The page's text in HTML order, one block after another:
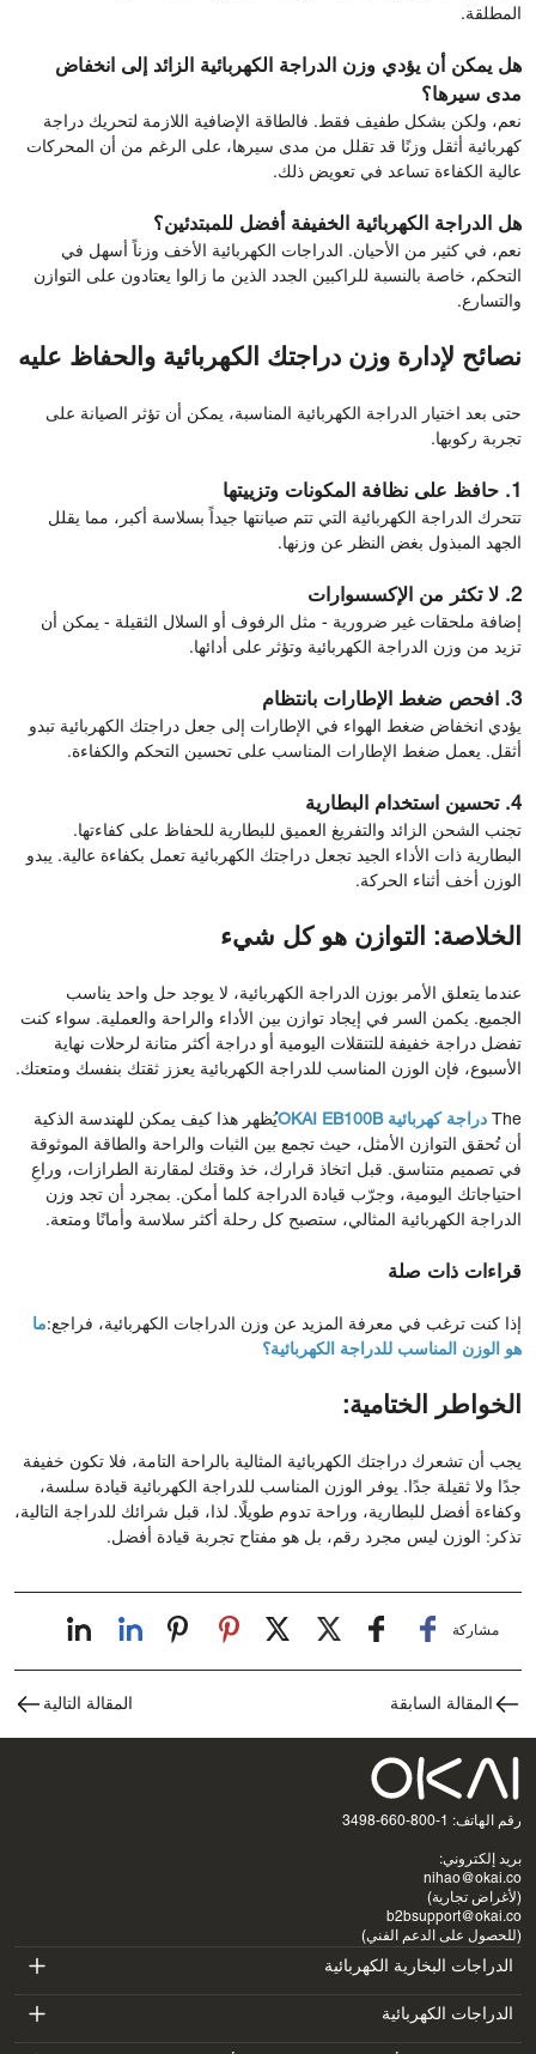
المطلقة.
هل يمكن أن يؤدي وزن الدراجة الكهربائية الزائد إلى انخفاض
مدى سيرها؟
نعم، ولكن بشكل طفيف فقط. فالطاقة الإضافية اللازمة لتحريك دراجة
كهربائية أثقل وزنًا قد تقلل من مدى سيرها، على الرغم من أن المحركات
عالية الكفاءة تساعد في تعويض ذلك.
هل الدراجة الكهربائية الخفيفة أفضل للمبتدئين؟
نعم، في كثير من الأحيان. الدراجات الكهربائية الأخف وزناً أسهل في
التحكم، خاصة بالنسبة للراكبين الجدد الذين ما زالوا يعتادون على التوازن
والتسارع.
نصائح لإدارة وزن دراجتك الكهربائية والحفاظ عليه
حتى بعد اختيار الدراجة الكهربائية المناسبة، يمكن أن تؤثر الصيانة على
تجربة ركوبها.
1. حافظ على نظافة المكونات وتزييتها
تتحرك الدراجة الكهربائية التي تتم صيانتها جيداً بسلاسة أكبر، مما يقلل
الجهد المبذول بغض النظر عن وزنها.
2. لا تكثر من الإكسسوارات
إضافة ملحقات غير ضرورية - مثل الرفوف أو السلال الثقيلة - يمكن أن
تزيد من وزن الدراجة الكهربائية وتؤثر على أدائها.
3. افحص ضغط الإطارات بانتظام
يؤدي انخفاض ضغط الهواء في الإطارات إلى جعل دراجتك الكهربائية تبدو
أثقل. يعمل ضغط الإطارات المناسب على تحسين التحكم والكفاءة.
4. تحسين استخدام البطارية
تجنب الشحن الزائد والتفريغ العميق للبطارية للحفاظ على كفاءتها.
البطارية ذات الأداء الجيد تجعل دراجتك الكهربائية تعمل بكفاءة عالية. يبدو
الوزن أخف أثناء الحركة.
الخلاصة: التوازن هو كل شيء
عندما يتعلق الأمر بوزن الدراجة الكهربائية، لا يوجد حل واحد يناسب
الجميع. يكمن السر في إيجاد توازن بين الأداء والراحة والعملية. سواء كنت
تفضل دراجة خفيفة للتنقلات اليومية أو دراجة أكثر متانة لرحلات نهاية
الأسبوع، فإن الوزن المناسب للدراجة الكهربائية يعزز ثقتك بنفسك ومتعتك.
The دراجة كهربائية OKAI EB100B
يُظهر هذا كيف يمكن للهندسة الذكية
أن تُحقق التوازن الأمثل، حيث تجمع بين الثبات والراحة والطاقة الموثوقة
في تصميم متناسق. قبل اتخاذ قرارك، خذ وقتك لمقارنة الطرازات، وراعِ
احتياجاتك اليومية، وجرّب قيادة الدراجة كلما أمكن. بمجرد أن تجد وزن
الدراجة الكهربائية المثالي، ستصبح كل رحلة أكثر سلاسة وأمانًا ومتعة.
قراءات ذات صلة
إذا كنت ترغب في معرفة المزيد عن وزن الدراجات الكهربائية، فراجع:ما
هو الوزن المناسب للدراجة الكهربائية؟
الخواطر الختامية:
يجب أن تشعرك دراجتك الكهربائية المثالية بالراحة التامة، فلا تكون خفيفة
جدًا ولا ثقيلة جدًا. يوفر الوزن المناسب للدراجة الكهربائية قيادة سلسة،
وكفاءة أفضل للبطارية، وراحة تدوم طويلًا. لذا، قبل شرائك للدراجة التالية،
تذكر: الوزن ليس مجرد رقم، بل هو مفتاح تجربة قيادة أفضل.
مشاركة
المقالة السابقة المقالة التالية
رقم الهاتف: 1-800-660-3498
بريد إلكتروني:
nihao@okai.co
(لأغراض تجارية)
b2bsupport@okai.co
(للحصول على الدعم الفني)
الدراجات البخارية الكهربائية
ES400A
الدراجات الكهربائية